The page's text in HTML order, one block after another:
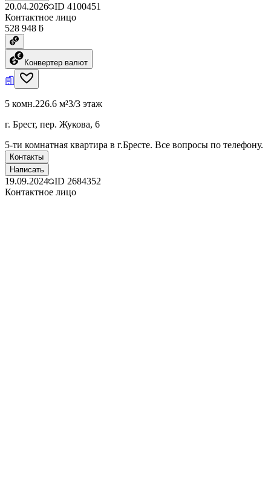
20.04.2026 ID 4100451
Контактное лицо
528 948 ƃ
Конвертер валют
5 комн.226.6 м²3/3 этаж
г. Брест, пер. Жукова, 6
5-ти комнатная квартира в г.Бресте. Все вопросы по телефону.
Контакты
Написать
19.09.2024 ID 2684352
Контактное лицо